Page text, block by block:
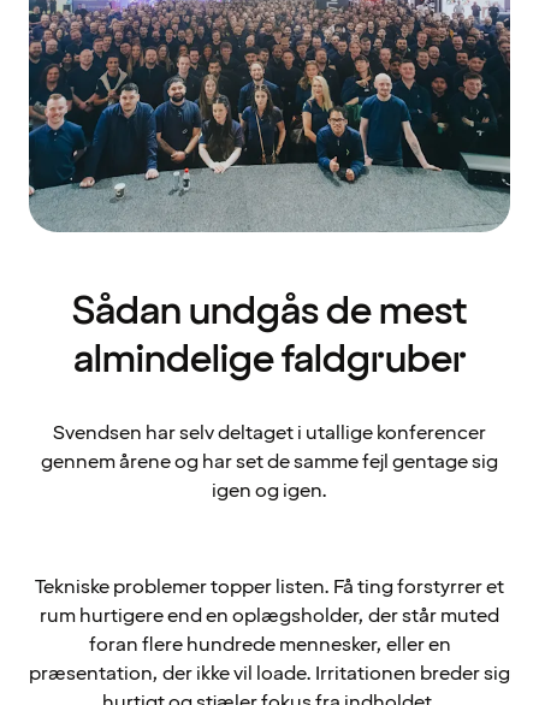
Sådan undgås de mest
almindelige faldgruber
Svendsen har selv deltaget i utallige konferencer
gennem årene og har set de samme fejl gentage sig
igen og igen.
Tekniske problemer topper listen. Få ting forstyrrer et
rum hurtigere end en oplægsholder, der står muted
foran flere hundrede mennesker, eller en
præsentation, der ikke vil loade. Irritationen breder sig